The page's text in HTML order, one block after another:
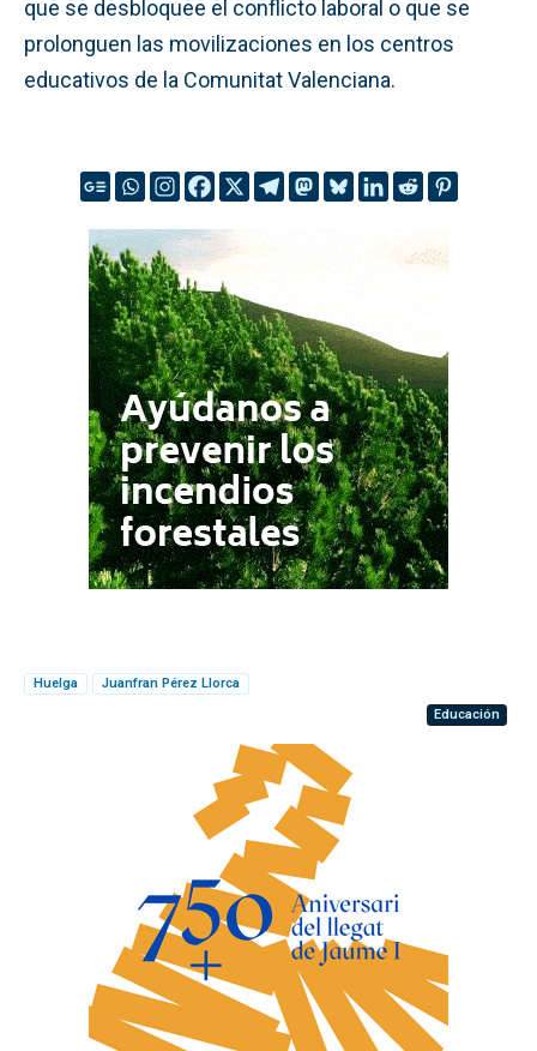
que se desbloquee el conflicto laboral o que se
prolonguen las movilizaciones en los centros
educativos de la Comunitat Valenciana.
Huelga
Juanfran Pérez Llorca
Educación